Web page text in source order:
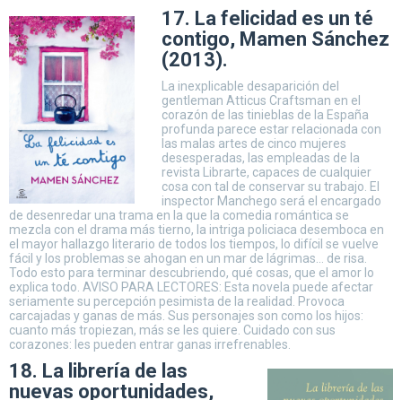
17. La felicidad es un té
contigo, Mamen Sánchez
(2013).
La inexplicable desaparición del
gentleman Atticus Craftsman en el
corazón de las tinieblas de la España
profunda parece estar relacionada con
las malas artes de cinco mujeres
desesperadas, las empleadas de la
revista Librarte, capaces de cualquier
cosa con tal de conservar su trabajo. El
inspector Manchego será el encargado
de desenredar una trama en la que la comedia romántica se
mezcla con el drama más tierno, la intriga policiaca desemboca en
el mayor hallazgo literario de todos los tiempos, lo difícil se vuelve
fácil y los problemas se ahogan en un mar de lágrimas… de risa.
Todo esto para terminar descubriendo, qué cosas, que el amor lo
explica todo. AVISO PARA LECTORES: Esta novela puede afectar
seriamente su percepción pesimista de la realidad. Provoca
carcajadas y ganas de más. Sus personajes son como los hijos:
cuanto más tropiezan, más se les quiere. Cuidado con sus
corazones: les pueden entrar ganas irrefrenables.
18. La librería de las
nuevas oportunidades,